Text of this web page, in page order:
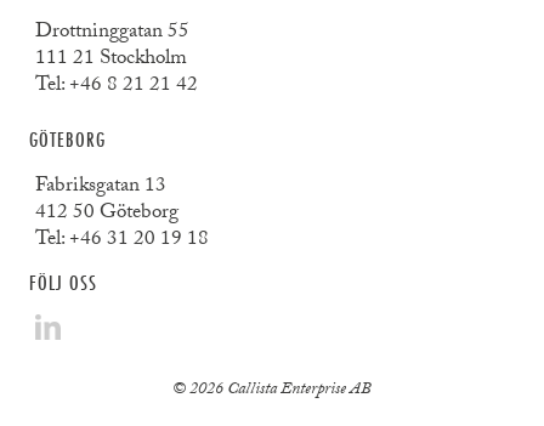
Drottninggatan 55
111 21 Stockholm
Tel:+46 8 21 21 42
GÖTEBORG
Fabriksgatan 13
412 50 Göteborg
Tel:+46 31 20 19 18
FÖLJ OSS
© 2026 Callista Enterprise AB